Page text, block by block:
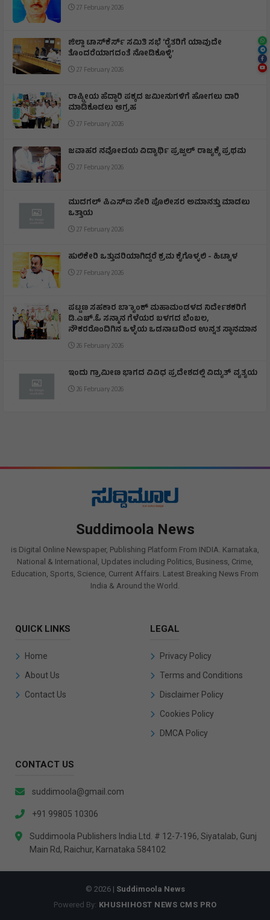
27 February 2026
ಜಿಲ್ಲಾ ಟಾಸ್‌‌ಕೆರ್ಸ್ ಸಮಿತಿ ಸಭೆ ‘ರೈತರಿಗೆ ಯಾವುದೇ
ತೊಂದರೆಯಾಗದಂತೆ ನೋಡಿಕೊಳ್ಳಿ’
27 February 2026
ರಾಷ್ಟ್ರೀಯ ಹೆದ್ದಾರಿ ಪಕ್ಕದ ಜಮೀನುಗಳಿಗೆ ಹೋಗಲು ದಾರಿ
ಮಾಡಿಕೊಡಲು ಆಗ್ರಹ
27 February 2026
ಜವಾಹರ ನವೋದಯ ವಿದ್ಯಾರ್ಥಿ ಪ್ರಜ್ವಲ್ ರಾಜ್ಯಕ್ಕೆ ಪ್ರಥಮ
27 February 2026
ಮುದಗಲ್ ಪಿಎಸ್‌ಐ ಸೇರಿ ಪೊಲೀಸರ ಅಮಾನತ್ತು ಮಾಡಲು
ಒತ್ತಾಯ
27 February 2026
ಹುಲಿಕೇರಿ ಒತ್ತುವರಿಯಾಗಿದ್ದರೆ ಕ್ರಮ ಕೈಗೊಳ್ಳಲಿ - ಹಿಟ್ನಾಳ
27 February 2026
ಪಟ್ಟಣ ಸಹಕಾರ ಬ್ಯಾಾಂಕ್ ಮಹಾಮಂಡಳದ ನಿರ್ದೇಶಕರಿಗೆ
ಡಿ.ಎಚ್.ಓ ಸನ್ಮಾನ ಗೆಳೆಯರ ಬಳಗದ ಬೆಂಬಲ,
ನೌಕರರೊಂದಿಗಿನ ಒಳ್ಳೆಯ ಒಡನಾಟದಿಂದ ಉನ್ನತ ಸ್ಥಾನಮಾನ
26 February 2026
ಇಂದು ಗ್ರಾಮೀಣ ಭಾಗದ ವಿವಿಧ ಪ್ರದೇಶದಲ್ಲಿ ವಿದ್ಯುತ್ ವ್ಯತ್ಯಯ
26 February 2026
Suddimoola News
is Digital Online Newspaper, Publishing Platform From INDIA. Karnataka,
National & International, Updates including Politics, Business, Crime,
Education, Sports, Science, Current Affairs. Latest Breaking News From
India & Around the World.
QUICK LINKS
Home
About Us
Contact Us
LEGAL
Privacy Policy
Terms and Conditions
Disclaimer Policy
Cookies Policy
DMCA Policy
CONTACT US
suddimoola@gmail.com
+91 99805 10306
Suddimoola Publishers India Ltd. # 12-7-196, Siyatalab, Gunj
Main Rd, Raichur, Karnataka 584102
© 2026 | Suddimoola News
Powered By: KHUSHIHOST NEWS CMS PRO